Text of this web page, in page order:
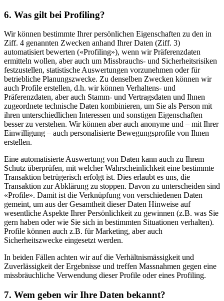
6. Was gilt bei Profiling?
Wir können bestimmte Ihrer persönlichen Eigenschaften zu den in
Ziff. 4 genannten Zwecken anhand Ihrer Daten (Ziff. 3)
automatisiert bewerten («Profiling»), wenn wir Präferenzdaten
ermitteln wollen, aber auch um Missbrauchs- und Sicherheitsrisiken
festzustellen, statistische Auswertungen vorzunehmen oder für
betriebliche Planungszwecke. Zu denselben Zwecken können wir
auch Profile erstellen, d.h. wir können Verhaltens- und
Präferenzdaten, aber auch Stamm- und Vertragsdaten und Ihnen
zugeordnete technische Daten kombinieren, um Sie als Person mit
ihren unterschiedlichen Interessen und sonstigen Eigenschaften
besser zu verstehen. Wir können aber auch anonyme und – mit Ihrer
Einwilligung – auch personalisierte Bewegungsprofile von Ihnen
erstellen.
Eine automatisierte Auswertung von Daten kann auch zu Ihrem
Schutz überprüfen, mit welcher Wahrscheinlichkeit eine bestimmte
Transaktion betrügerisch erfolgt ist. Dies erlaubt es uns, die
Transaktion zur Abklärung zu stoppen. Davon zu unterscheiden sind
«Profile». Damit ist die Verknüpfung von verschiedenen Daten
gemeint, um aus der Gesamtheit dieser Daten Hinweise auf
wesentliche Aspekte Ihrer Persönlichkeit zu gewinnen (z.B. was Sie
gern haben oder wie Sie sich in bestimmten Situationen verhalten).
Profile können auch z.B. für Marketing, aber auch
Sicherheitszwecke eingesetzt werden.
In beiden Fällen achten wir auf die Verhältnismässigkeit und
Zuverlässigkeit der Ergebnisse und treffen Massnahmen gegen eine
missbräuchliche Verwendung dieser Profile oder eines Profiling.
7. Wem geben wir Ihre Daten bekannt?